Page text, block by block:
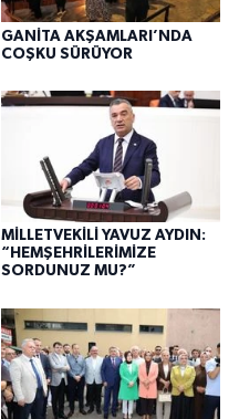
GANİTA AKŞAMLARI’NDA
COŞKU SÜRÜYOR
MİLLETVEKİLİ YAVUZ AYDIN:
“HEMŞEHRİLERİMİZE
SORDUNUZ MU?”